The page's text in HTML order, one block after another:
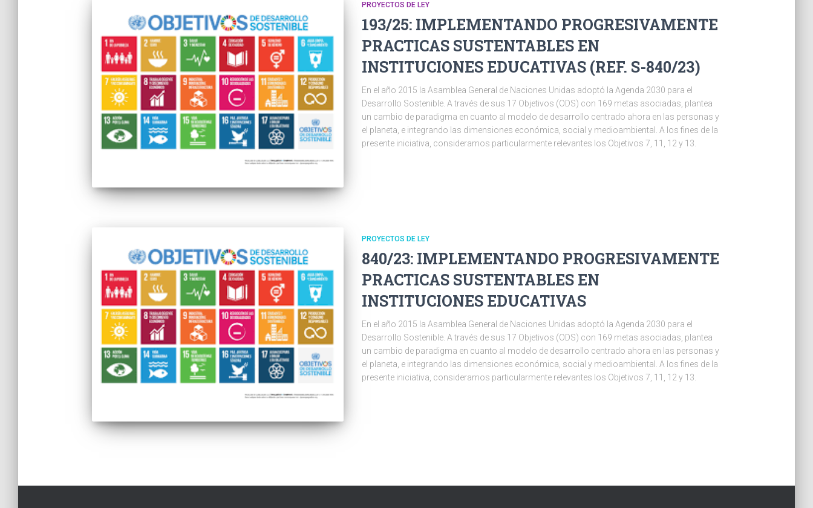
PROYECTOS DE LEY
193/25: IMPLEMENTANDO PROGRESIVAMENTE
PRACTICAS SUSTENTABLES EN
INSTITUCIONES EDUCATIVAS (REF. S-840/23)
En el año 2015 la Asamblea General de Naciones Unidas adoptó la Agenda 2030 para el
Desarrollo Sostenible. A través de sus 17 Objetivos (ODS) con 169 metas asociadas, plantea
un cambio de paradigma en cuanto al modelo de desarrollo centrado ahora en las personas y
el planeta, e integrando las dimensiones económica, social y medioambiental. A los fines de la
presente iniciativa, consideramos particularmente relevantes los Objetivos 7, 11, 12 y 13.
PROYECTOS DE LEY
840/23: IMPLEMENTANDO PROGRESIVAMENTE
PRACTICAS SUSTENTABLES EN
INSTITUCIONES EDUCATIVAS
En el año 2015 la Asamblea General de Naciones Unidas adoptó la Agenda 2030 para el
Desarrollo Sostenible. A través de sus 17 Objetivos (ODS) con 169 metas asociadas, plantea
un cambio de paradigma en cuanto al modelo de desarrollo centrado ahora en las personas y
el planeta, e integrando las dimensiones económica, social y medioambiental. A los fines de la
presente iniciativa, consideramos particularmente relevantes los Objetivos 7, 11, 12 y 13.